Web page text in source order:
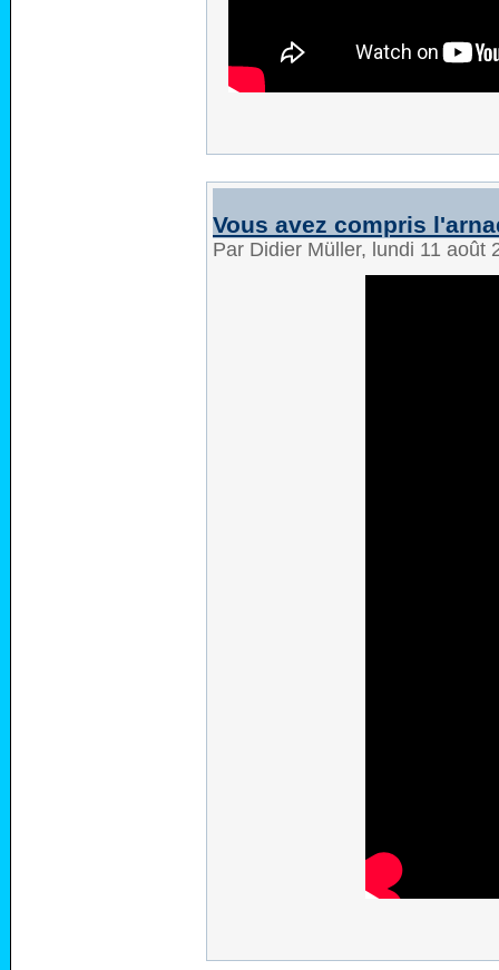
Vous avez compris
Par Didier Müller, lundi 11 août